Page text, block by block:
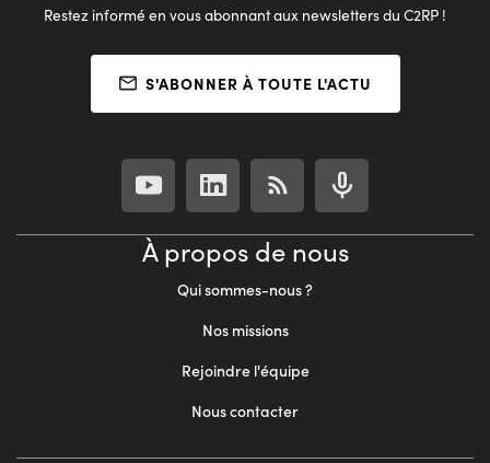
Restez informé en vous abonnant aux newsletters du C2RP !
S'ABONNER À TOUTE L'ACTU
À propos de nous
Qui sommes-nous ?
Nos missions
Rejoindre l'équipe
Nous contacter